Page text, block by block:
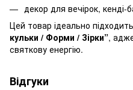
декор для вечірок, кенді-
Цей товар ідеально
кульки / Форми / Зірки”,
святкову енергію.
Відгуки